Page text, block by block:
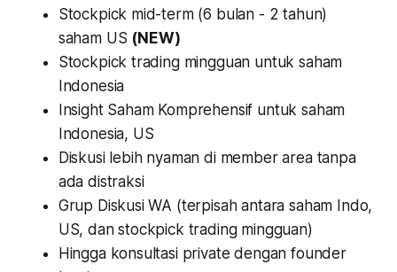
Stockpick mid-term (6 bulan - 2 tahun)
saham US (NEW)
Stockpick trading mingguan untuk saham
Indonesia
Insight Saham Komprehensif untuk saham
Indonesia, US
Diskusi lebih nyaman di member area tanpa
ada distraksi
Grup Diskusi WA (terpisah antara saham Indo,
US, dan stockpick trading mingguan)
Hingga konsultasi private dengan founder